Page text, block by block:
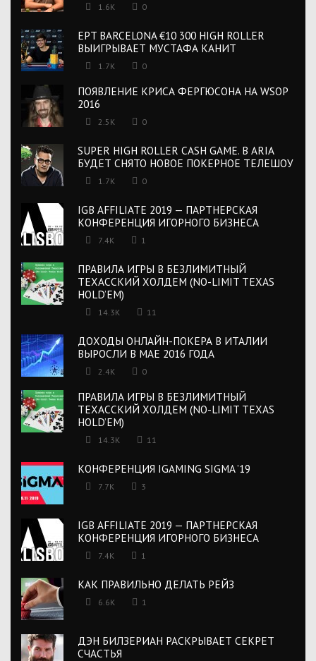
1.6K 0
EPT BARCELONA €10 300 HIGH ROLLER
ВЫИГРЫВАЕТ МУСТАФА КАНИТ
1.7K 0
ПОЯВЛЕНИЕ КРИСА ФЕРГЮСОНА НА WSOP
2016
2.5K 0
SUPER HIGH ROLLER CASH GAME. В ARIA
БУДЕТ СНЯТО НОВОЕ ПОКЕРНОЕ ТЕЛЕШОУ
1.7K 0
IGB AFFILIATE 2019 — ПАРТНЕРСКАЯ
КОНФЕРЕНЦИЯ ИГОРНОГО БИЗНЕСА
7.4K 1
ПРАВИЛА ИГРЫ В БЕЗЛИМИТНЫЙ
ТЕХАССКИЙ ХОЛДЕМ (NO-LIMIT TEXAS
HOLD’EM)
14.3K 11
ДОХОДЫ ОНЛАЙН-ПОКЕРА В ИТАЛИИ
ВЫРОСЛИ В МАЕ 2016 ГОДА
2.4K 0
ПРАВИЛА ИГРЫ В БЕЗЛИМИТНЫЙ
ТЕХАССКИЙ ХОЛДЕМ (NO-LIMIT TEXAS
HOLD’EM)
14.3K 11
КОНФЕРЕНЦИЯ IGAMING SIGMA ’19
7.7K 3
IGB AFFILIATE 2019 — ПАРТНЕРСКАЯ
КОНФЕРЕНЦИЯ ИГОРНОГО БИЗНЕСА
7.4K 1
КАК ПРАВИЛЬНО ДЕЛАТЬ РЕЙЗ
6.6K 1
ДЭН БИЛЗЕРИАН РАСКРЫВАЕТ СЕКРЕТ
СЧАСТЬЯ